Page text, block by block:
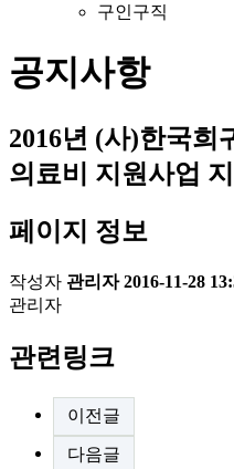
구인구직
공지사항
2016년 (사)한국희
의료비 지원사업
페이지 정보
작성자 관리자 2016-11-28
관리자
관련링크
이전글
다음글